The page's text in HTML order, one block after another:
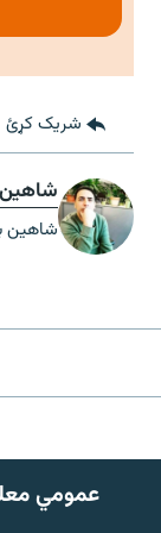
شریک کړئ
شاهین
شاهين
عمومي